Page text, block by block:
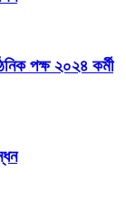
পক্ষ ২০২৪ কর্মী